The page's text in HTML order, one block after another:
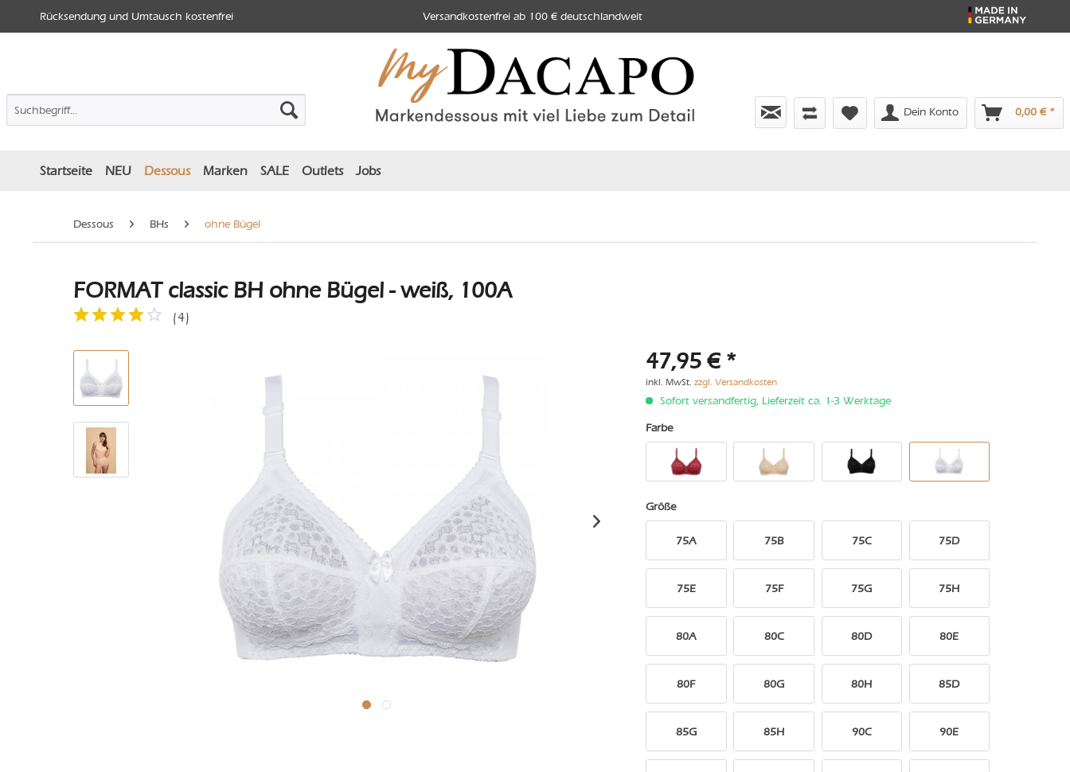
Rücksendung und Umtausch kostenfrei Versandkostenfrei ab 100 € deutschlandweit
Dein Konto 0,00 € *
Startseite NEU Dessous Marken SALE Outlets Jobs
Dessous BHs ohne Bügel
FORMAT classic BH ohne Bügel - weiß, 100A
(4)
47,95 € *
inkl. MwSt.zzgl. Versandkosten
Sofort versandfertig, Lieferzeit ca. 1-3 Werktage
Farbe
Größe
75A 75B 75C 75D
75E 75F 75G 75H
80A 80C 80D 80E
80F 80G 80H 85D
85G 85H 90C 90E